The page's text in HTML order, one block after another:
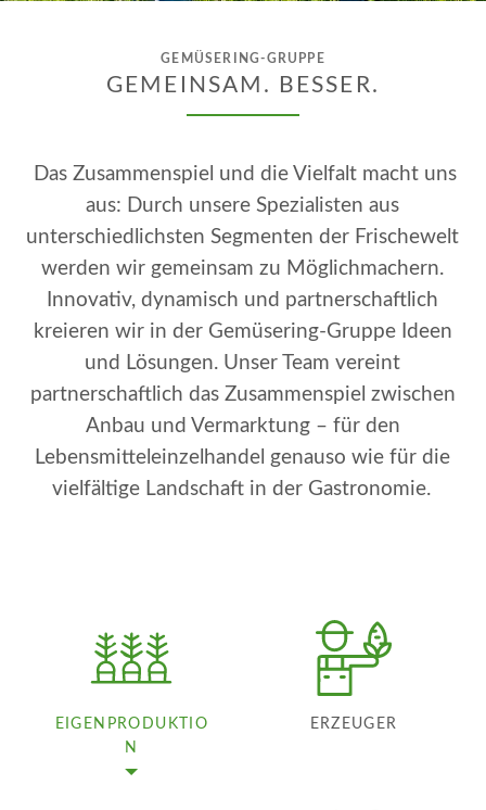
GEMÜSERING-GRUPPE
GEMEINSAM. BESSER.
Das Zusammenspiel und die Vielfalt macht uns
aus: Durch unsere Spezialisten aus
unterschiedlichsten Segmenten der Frischewelt
werden wir gemeinsam zu Möglichmachern.
Innovativ, dynamisch und partnerschaftlich
kreieren wir in der Gemüsering-Gruppe Ideen
und Lösungen. Unser Team vereint
partnerschaftlich das Zusammenspiel zwischen
Anbau und Vermarktung – für den
Lebensmitteleinzelhandel genauso wie für die
vielfältige Landschaft in der Gastronomie.
EIGENPRODUKTIO
N
ERZEUGER